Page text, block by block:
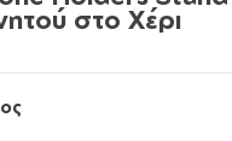
στο Χέρι